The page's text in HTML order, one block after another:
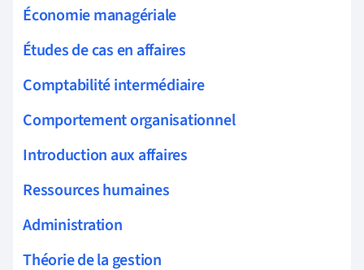
Économie managériale
Études de cas en affaires
Comptabilité intermédiaire
Comportement organisationnel
Introduction aux affaires
Ressources humaines
Administration
Théorie de la gestion